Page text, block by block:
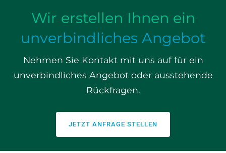
Wir erstellen Ihnen ein
unverbindliches Angebot
Nehmen Sie Kontakt mit uns auf für ein
unverbindliches Angebot oder ausstehende
Rückfragen.
JETZT ANFRAGE STELLEN